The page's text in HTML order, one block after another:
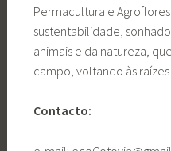
Permacultura e
sustentabilidade,
animais e da natureza,
campo, voltando às raízes
Contacto: